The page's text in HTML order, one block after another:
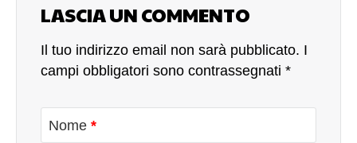
compito in questione alle qualità possedute ed alle
proprie abilità reali alle condizioni esistenti per lo
svolgimento dello specifico compito ai canoni di
competenza percepita a riguardo dell’esclusivo
frangente È utile conoscere che le credenze che
ciascuna persona ha riguardo la propria autostima
LASCIA UN COMMENTO
Il tuo indirizzo email non sarà pubblicato. I
campi obbligatori sono contrassegnati *
Nome *